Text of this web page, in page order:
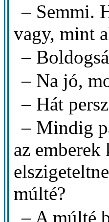
– Semmi.
vagy, mint
–
– Na jó,
– Hát
– Mindig
az emberek
múlté?
– A múlté